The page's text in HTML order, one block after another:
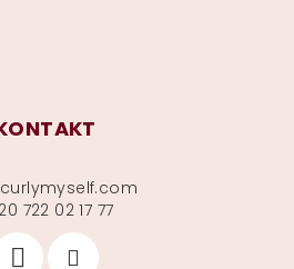
curlymyself.com
722 02 17 77